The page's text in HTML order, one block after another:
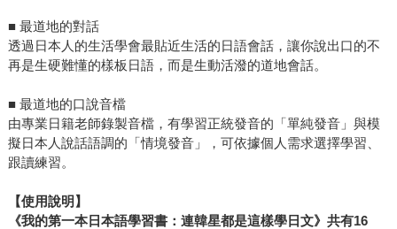
■ 最道地的對話
透過日本人的生活學會最貼近生活的日語會話，讓你說出口的不
再是生硬難懂的樣板日語，而是生動活潑的道地會話。
■ 最道地的口說音檔
由專業日籍老師錄製音檔，有學習正統發音的「單純發音」與模
擬日本人說話語調的「情境發音」，可依據個人需求選擇學習、
跟讀練習。
【使用說明】
《我的第一本日本語學習書：連韓星都是這樣學日文》共有16